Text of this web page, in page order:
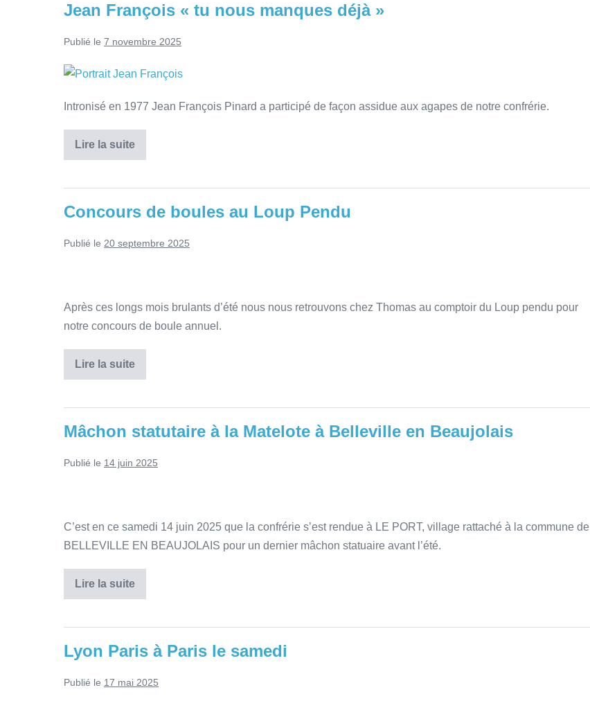
Jean François « tu nous manques déjà »
Publié le 7 novembre 2025
Intronisé en 1977 Jean François Pinard a participé de façon assidue aux agapes de notre confrérie.
Lire la suite
Concours de boules au Loup Pendu
Publié le 20 septembre 2025
Après ces longs mois brulants d’été nous nous retrouvons chez Thomas au comptoir du Loup pendu pour
notre concours de boule annuel.
Lire la suite
Mâchon statutaire à la Matelote à Belleville en Beaujolais
Publié le 14 juin 2025
C’est en ce samedi 14 juin 2025 que la confrérie s’est rendue à LE PORT, village rattaché à la commune de
BELLEVILLE EN BEAUJOLAIS pour un dernier mâchon statuaire avant l’été.
Lire la suite
Lyon Paris à Paris le samedi
Publié le 17 mai 2025